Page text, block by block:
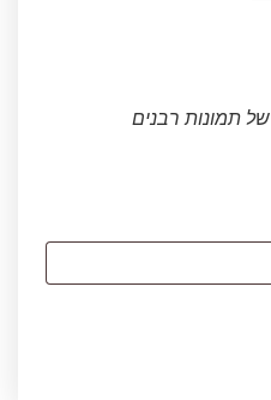
תמונות רבנים